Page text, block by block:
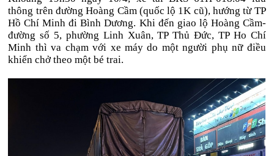
thông trên đường Hoàng Cầm (quốc lộ 1K cũ), hướng từ TP
Hồ Chí Minh đi Bình Dương. Khi đến giao lộ Hoàng Cầm-
đường số 5, phường Linh Xuân, TP Thủ Đức, TP Ho Chí
Minh thì va chạm với xe máy do một người phụ nữ điều
khiển chở theo một bé trai.